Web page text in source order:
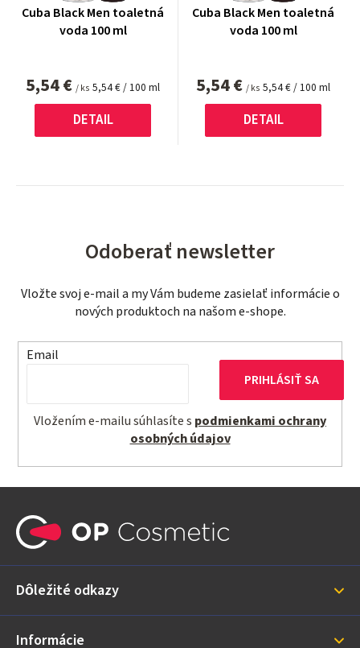
Cuba Black Men toaletná
voda 100 ml
5,54 € / ks Jednotková
cena:
5,54 € / 100 ml
DETAIL
Cuba Black Men toaletná
voda 100 ml
5,54 € / ks Jednotková
cena:
5,54 € / 100 ml
DETAIL
Odoberať newsletter
Vložte svoj e-mail a my Vám budeme zasielať informácie o
nových produktoch na našom e-shope.
Email
Vložením e-mailu súhlasíte s podmienkami ochrany
osobných údajov
PRIHLÁSIŤ SA
ä
i
Dôležité odkazy
Informácie